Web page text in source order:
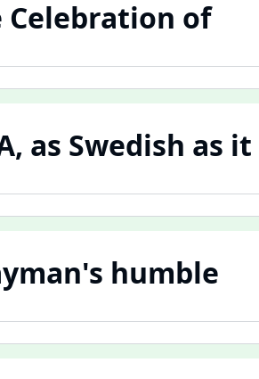
Celebration of
as Swedish as it
humble